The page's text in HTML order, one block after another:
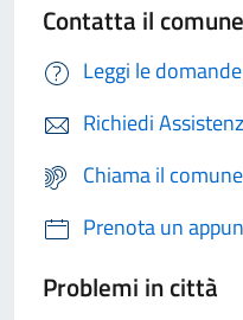
Contatta il comune
Leggi le
Richiedi
Chiama il
Prenota un
Problemi in città